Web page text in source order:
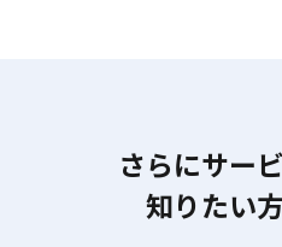
さらにサー
知りたい